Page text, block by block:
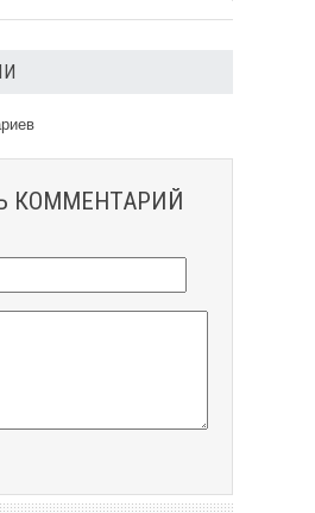
КОММЕНТАРИЙ